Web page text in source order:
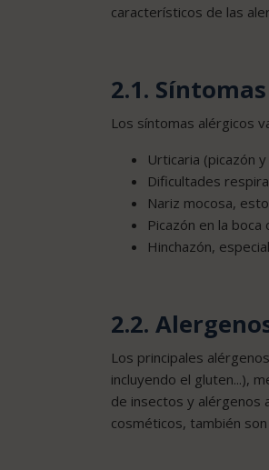
característicos de las
2.1.
Los síntomas alérgicos
Urticaria (picazón
Dificultades
Nariz mocosa,
Picazón en la boca
Hinchazón,
2.2.
Los principales
incluyendo el gluten...),
de insectos y alérgenos
cosméticos, también